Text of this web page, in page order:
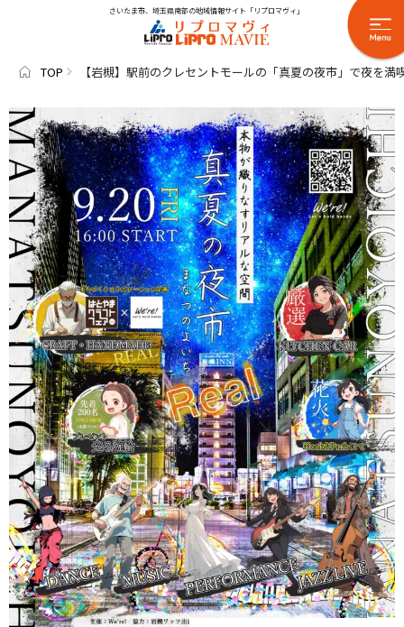
さいたま市、埼玉県南部の地域情報サイト「リプロマヴィ」
TOP 【岩槻】駅前のクレセントモールの「真夏の夜市」で夜を